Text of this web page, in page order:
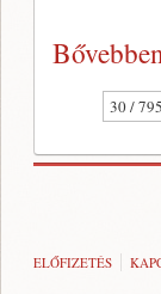
30 / 795
ELŐFIZETÉS